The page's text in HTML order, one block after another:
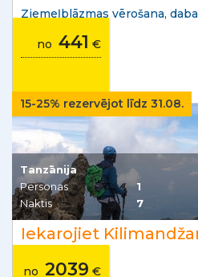
Ziemeļblāzmas vērošana,
no 441 €
15-25% rezervējot līdz 31.08.
Tanzānija
Personas
1
Naktis
7
Iekarojiet
no 2039 €